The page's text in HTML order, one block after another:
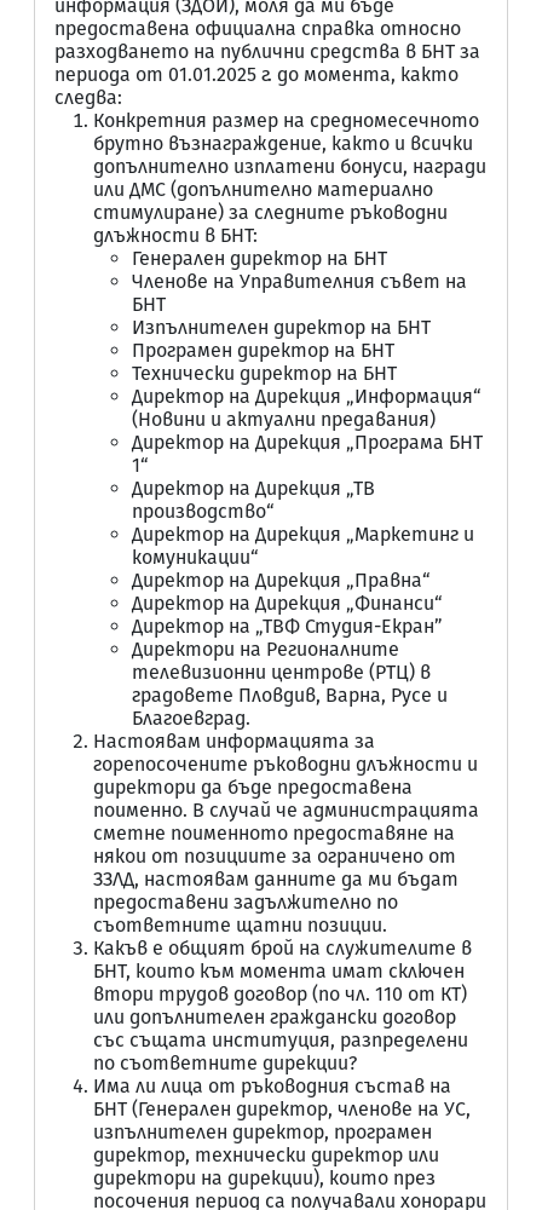
информация (ЗДОИ), моля да ми бъде
предоставена официална справка относно
разходването на публични средства в БНТ за
периода от 01.01.2025 г. до момента, както
следва:
Конкретния размер на средномесечното
брутно възнаграждение, както и всички
допълнително изплатени бонуси, награди
или ДМС (допълнително материално
стимулиране) за следните ръководни
длъжности в БНТ:
Генерален директор на БНТ
Членове на Управителния съвет на
БНТ
Изпълнителен директор на БНТ
Програмен директор на БНТ
Технически директор на БНТ
Директор на Дирекция „Информация“
(Новини и актуални предавания)
Директор на Дирекция „Програма БНТ
1“
Директор на Дирекция „ТВ
производство“
Директор на Дирекция „Маркетинг и
комуникации“
Директор на Дирекция „Правна“
Директор на Дирекция „Финанси“
Директор на „ТВФ Студия-Екран”
Директори на Регионалните
телевизионни центрове (РТЦ) в
градовете Пловдив, Варна, Русе и
Благоевград.
Настоявам информацията за
горепосочените ръководни длъжности и
директори да бъде предоставена
поименно. В случай че администрацията
сметне поименното предоставяне на
някои от позициите за ограничено от
ЗЗЛД, настоявам данните да ми бъдат
предоставени задължително по
съответните щатни позиции.
Какъв е общият брой на служителите в
БНТ, които към момента имат сключен
втори трудов договор (по чл. 110 от КТ)
или допълнителен граждански договор
със същата институция, разпределени
по съответните дирекции?
Има ли лица от ръководния състав на
БНТ (Генерален директор, членове на УС,
изпълнителен директор, програмен
директор, технически директор или
директори на дирекции), които през
посочения период са получавали хонорари